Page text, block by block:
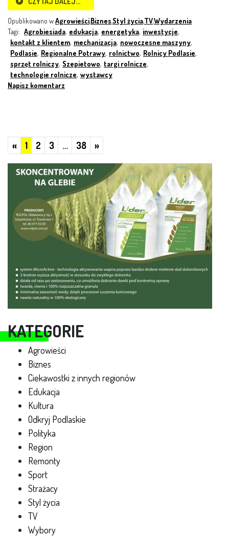
KATEGORIE
Agrowieści
Biznes
Ciekawostki z innych regionów
Edukacja
Kultura
Odkryj Podlaskie
Polityka
Region
Remonty
Sport
Strażacy
Styl życia
TV
Wybory
Opublikowano wAgrowieści,Biznes,Styl życia,TV,Wydarzenia
Tagi: Agrobiesiada, edukacja, energetyka, inwestycje,
kontakt z klientem, mechanizacja, nowoczesne maszyny,
Podlasie, Regionalne Potrawy, rolnictwo, Rolnicy Podlasie,
sprzęt rolniczy, Szepietowo, targi rolnicze,
technologie rolnicze, wystawcy
Napisz komentarz
«Poprzednie
1 2 3 … 38 »Następne